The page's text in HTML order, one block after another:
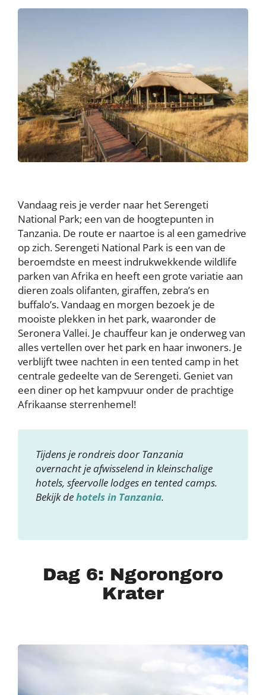
Vandaag reis je verder naar het Serengeti
National Park; een van de hoogtepunten in
Tanzania. De route er naartoe is al een gamedrive
op zich. Serengeti National Park is een van de
beroemdste en meest indrukwekkende wildlife
parken van Afrika en heeft een grote variatie aan
dieren zoals olifanten, giraffen, zebra’s en
buffalo’s. Vandaag en morgen bezoek je de
mooiste plekken in het park, waaronder de
Seronera Vallei. Je chauffeur kan je onderweg van
alles vertellen over het park en haar inwoners. Je
verblijft twee nachten in een tented camp in het
centrale gedeelte van de Serengeti. Geniet van
een diner op het kampvuur onder de prachtige
Afrikaanse sterrenhemel!
Tijdens je rondreis door Tanzania
overnacht je afwisselend in kleinschalige
hotels, sfeervolle lodges en tented camps.
Bekijk dehotels in Tanzania.
Dag 6: Ngorongoro
Krater